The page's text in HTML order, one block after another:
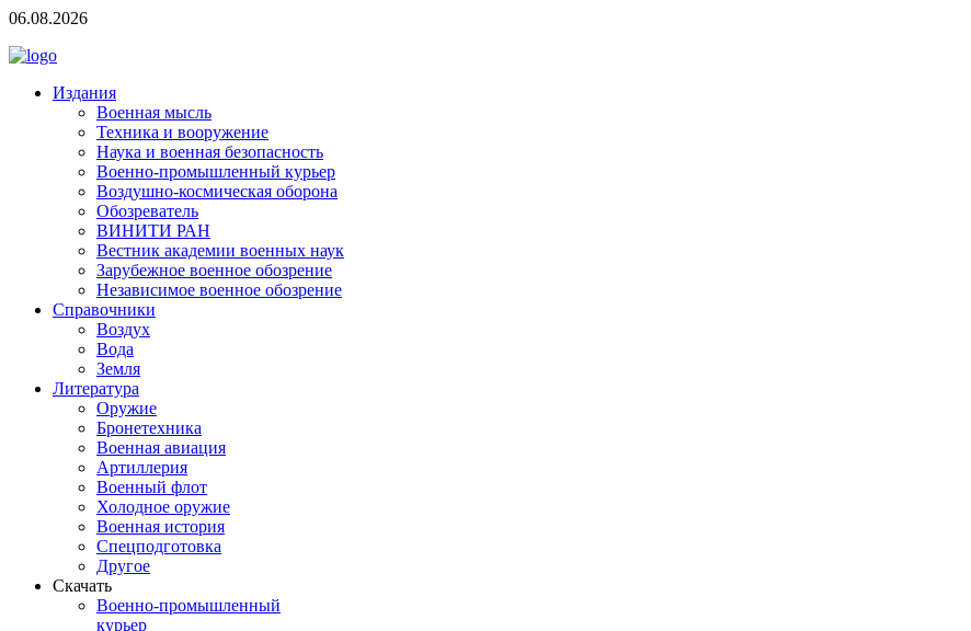
06.08.2026
Издания
Военная мысль
Техника и вооружение
Наука и военная безопасность
Военно-промышленный курьер
Воздушно-космическая оборона
Обозреватель
ВИНИТИ РАН
Вестник академии военных наук
Зарубежное военное обозрение
Независимое военное обозрение
Справочники
Воздух
Вода
Земля
Литература
Оружие
Бронетехника
Военная авиация
Артиллерия
Военный флот
Холодное оружие
Военная история
Спецподготовка
Другое
Скачать
Военно-промышленный
курьер